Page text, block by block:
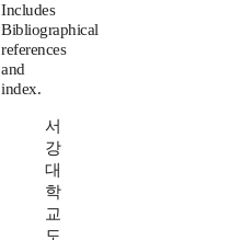
Includes
Bibliographical
references
and
index.
서
강
대
학
교
도